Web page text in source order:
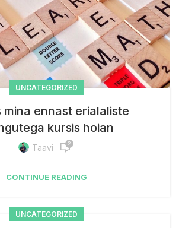
UNCATEGORIZED
mina ennast erialaliste
kursis hoian
Taavi 2
CONTINUE READING
UNCATEGORIZED